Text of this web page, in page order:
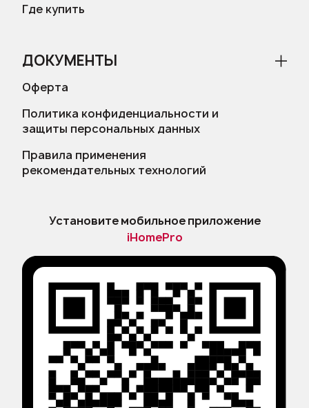
Где купить
ДОКУМЕНТЫ
Оферта
Политика конфиденциальности и
защиты персональных данных
Правила применения
рекомендательных технологий
Установите мобильное приложение
iHomePro